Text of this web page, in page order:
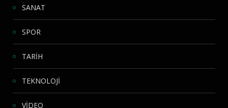
SANAT
SPOR
TARİH
TEKNOLOJİ
VİDEO